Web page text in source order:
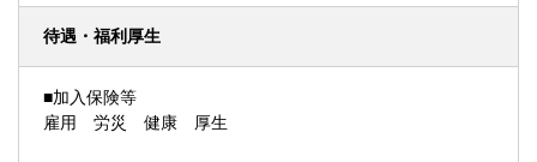
待遇・福利厚生
■加入保険等
雇用 労災 健康 厚生